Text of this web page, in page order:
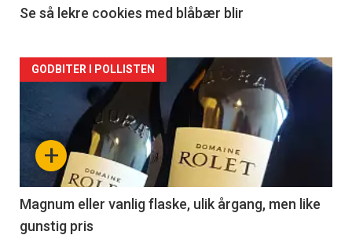
2
Se så lekre cookies med blåbær blir
Forsiden
akkurat
nå
3
+
GODBITER I POLLISTEN
Magnum eller vanlig flaske, ulik årgang, men like
gunstig pris